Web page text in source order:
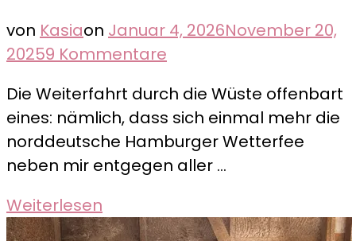
von Kasiaon Januar 4, 2026November 20,
20259 Kommentare
Marrakesch
Die Weiterfahrt durch die Wüste offenbart
eines: nämlich, dass sich einmal mehr die
norddeutsche Hamburger Wetterfee
neben mir entgegen aller …
Weiterlesen